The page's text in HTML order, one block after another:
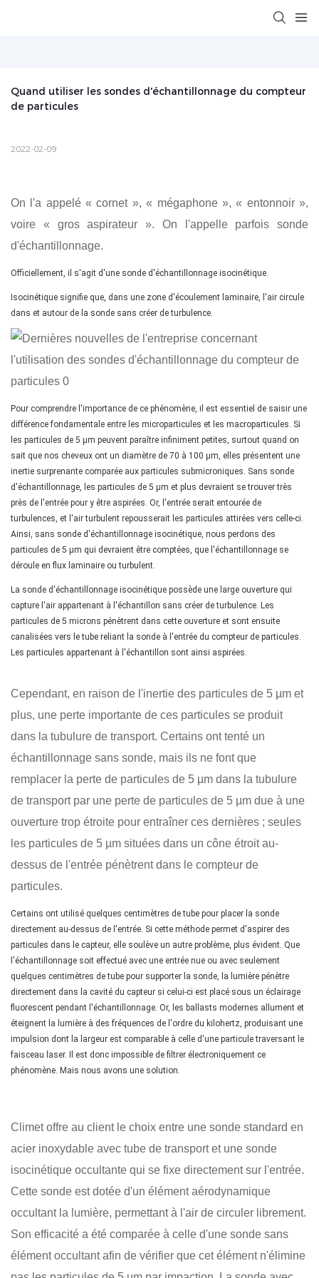
Quand utiliser les sondes d'échantillonnage du compteur
de particules
2022-02-09
On l'a appelé « cornet », « mégaphone », « entonnoir »,
voire « gros aspirateur ». On l'appelle parfois sonde
d'échantillonnage.
Officiellement, il s'agit d'une sonde d'échantillonnage isocinétique.
Isocinétique signifie que, dans une zone d'écoulement laminaire, l'air circule
dans et autour de la sonde sans créer de turbulence.
Pour comprendre l'importance de ce phénomène, il est essentiel de saisir une
différence fondamentale entre les microparticules et les macroparticules. Si
les particules de 5 µm peuvent paraître infiniment petites, surtout quand on
sait que nos cheveux ont un diamètre de 70 à 100 µm, elles présentent une
inertie surprenante comparée aux particules submicroniques. Sans sonde
d'échantillonnage, les particules de 5 µm et plus devraient se trouver très
près de l'entrée pour y être aspirées. Or, l'entrée serait entourée de
turbulences, et l'air turbulent repousserait les particules attirées vers celle-ci.
Ainsi, sans sonde d'échantillonnage isocinétique, nous perdons des
particules de 5 µm qui devraient être comptées, que l'échantillonnage se
déroule en flux laminaire ou turbulent.
La sonde d'échantillonnage isocinétique possède une large ouverture qui
capture l'air appartenant à l'échantillon sans créer de turbulence. Les
particules de 5 microns pénètrent dans cette ouverture et sont ensuite
canalisées vers le tube reliant la sonde à l'entrée du compteur de particules.
Les particules appartenant à l'échantillon sont ainsi aspirées.
Cependant, en raison de l'inertie des particules de 5 µm et
plus, une perte importante de ces particules se produit
dans la tubulure de transport. Certains ont tenté un
échantillonnage sans sonde, mais ils ne font que
remplacer la perte de particules de 5 µm dans la tubulure
de transport par une perte de particules de 5 µm due à une
ouverture trop étroite pour entraîner ces dernières ; seules
les particules de 5 µm situées dans un cône étroit au-
dessus de l'entrée pénètrent dans le compteur de
particules.
Certains ont utilisé quelques centimètres de tube pour placer la sonde
directement au-dessus de l'entrée. Si cette méthode permet d'aspirer des
particules dans le capteur, elle soulève un autre problème, plus évident. Que
l'échantillonnage soit effectué avec une entrée nue ou avec seulement
quelques centimètres de tube pour supporter la sonde, la lumière pénètre
directement dans la cavité du capteur si celui-ci est placé sous un éclairage
fluorescent pendant l'échantillonnage. Or, les ballasts modernes allument et
éteignent la lumière à des fréquences de l'ordre du kilohertz, produisant une
impulsion dont la largeur est comparable à celle d'une particule traversant le
faisceau laser. Il est donc impossible de filtrer électroniquement ce
phénomène. Mais nous avons une solution.
Climet offre au client le choix entre une sonde standard en
acier inoxydable avec tube de transport et une sonde
isocinétique occultante qui se fixe directement sur l'entrée.
Cette sonde est dotée d'un élément aérodynamique
occultant la lumière, permettant à l'air de circuler librement.
Son efficacité a été comparée à celle d'une sonde sans
élément occultant afin de vérifier que cet élément n'élimine